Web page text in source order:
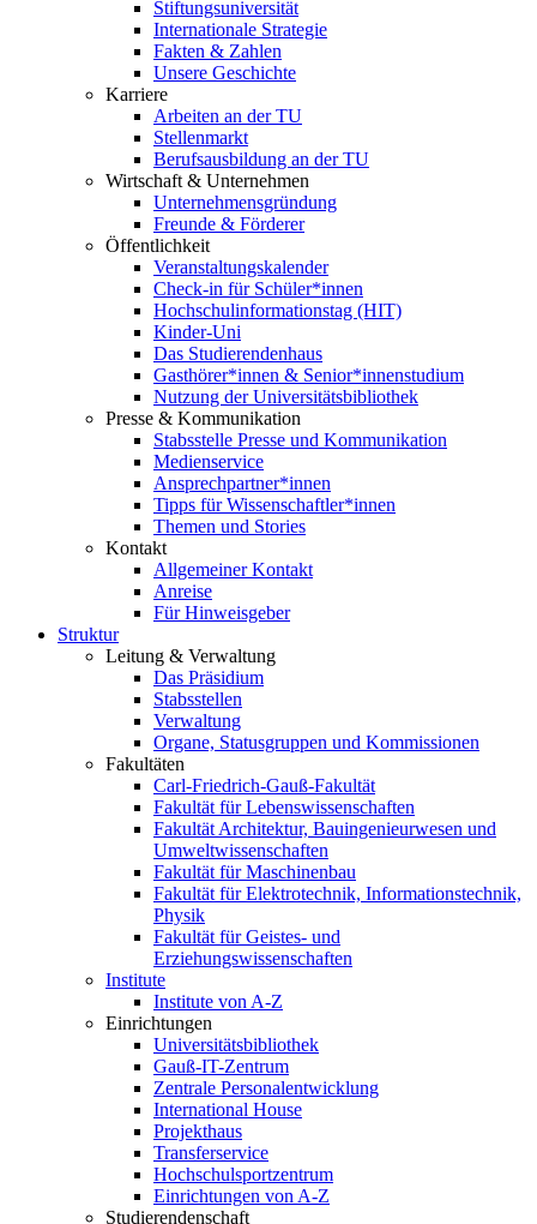
Stiftungsuniversität
Internationale Strategie
Fakten & Zahlen
Unsere Geschichte
Karriere
Arbeiten an der TU
Stellenmarkt
Berufsausbildung an der TU
Wirtschaft & Unternehmen
Unternehmensgründung
Freunde & Förderer
Öffentlichkeit
Veranstaltungskalender
Check-in für Schüler*innen
Hochschulinformationstag (HIT)
Kinder-Uni
Das Studierendenhaus
Gasthörer*innen & Senior*innenstudium
Nutzung der Universitätsbibliothek
Presse & Kommunikation
Stabsstelle Presse und Kommunikation
Medienservice
Ansprechpartner*innen
Tipps für Wissenschaftler*innen
Themen und Stories
Kontakt
Allgemeiner Kontakt
Anreise
Für Hinweisgeber
Struktur
Leitung & Verwaltung
Das Präsidium
Stabsstellen
Verwaltung
Organe, Statusgruppen und Kommissionen
Fakultäten
Carl-Friedrich-Gauß-Fakultät
Fakultät für Lebenswissenschaften
Fakultät Architektur, Bauingenieurwesen und
Umweltwissenschaften
Fakultät für Maschinenbau
Fakultät für Elektrotechnik, Informationstechnik,
Physik
Fakultät für Geistes- und
Erziehungswissenschaften
Institute
Institute von A-Z
Einrichtungen
Universitätsbibliothek
Gauß-IT-Zentrum
Zentrale Personalentwicklung
International House
Projekthaus
Transferservice
Hochschulsportzentrum
Einrichtungen von A-Z
Studierendenschaft